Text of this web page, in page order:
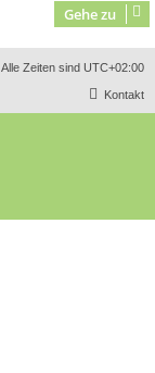
Gehe zu
Alle Zeiten sind UTC+02:00
Kontakt